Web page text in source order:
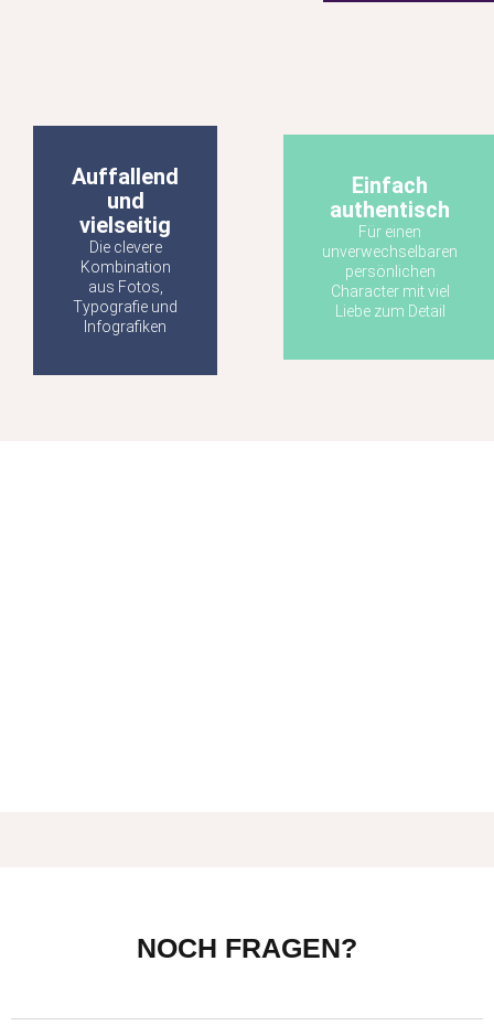
Auffallend
und
vielseitig
Die clevere
Kombination
aus Fotos,
Typografie und
Infografiken
Einfach
authentisch
Für einen
unverwechselbaren
persönlichen
Character mit viel
Liebe zum Detail
NOCH FRAGEN?